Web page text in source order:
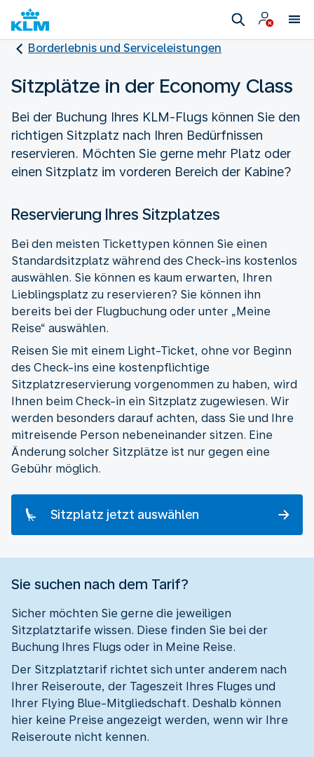
Borderlebnis und Serviceleistungen
Sitzplätze in der Economy Class
Bei der Buchung Ihres KLM-Flugs können Sie den
richtigen Sitzplatz nach Ihren Bedürfnissen
reservieren. Möchten Sie gerne mehr Platz oder
einen Sitzplatz im vorderen Bereich der Kabine?
Reservierung Ihres Sitzplatzes
Bei den meisten Tickettypen können Sie einen
Standardsitzplatz während des Check-ins kostenlos
auswählen. Sie können es kaum erwarten, Ihren
Lieblingsplatz zu reservieren? Sie können ihn
bereits bei der Flugbuchung oder unter „Meine
Reise“ auswählen.
Reisen Sie mit einem Light-Ticket, ohne vor Beginn
des Check-ins eine kostenpflichtige
Sitzplatzreservierung vorgenommen zu haben, wird
Ihnen beim Check-in ein Sitzplatz zugewiesen. Wir
werden besonders darauf achten, dass Sie und Ihre
mitreisende Person nebeneinander sitzen. Eine
Änderung solcher Sitzplätze ist nur gegen eine
Gebühr möglich.
Sitzplatz jetzt auswählen
Sie suchen nach dem Tarif?
Sicher möchten Sie gerne die jeweiligen
Sitzplatztarife wissen. Diese finden Sie bei der
Buchung Ihres Flugs oder in Meine Reise.
Der Sitzplatztarif richtet sich unter anderem nach
Ihrer Reiseroute, der Tageszeit Ihres Fluges und
Ihrer Flying Blue-Mitgliedschaft. Deshalb können
hier keine Preise angezeigt werden, wenn wir Ihre
Reiseroute nicht kennen.